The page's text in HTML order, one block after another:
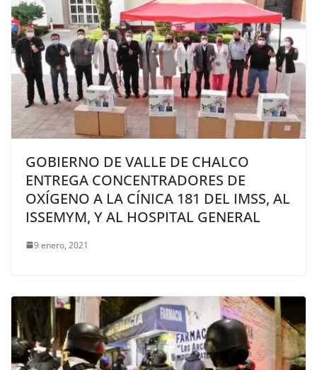
GOBIERNO DE VALLE DE CHALCO
ENTREGA CONCENTRADORES DE
OXÍGENO A LA CÍNICA 181 DEL IMSS, AL
ISSEMYM, Y AL HOSPITAL GENERAL
9 enero, 2021